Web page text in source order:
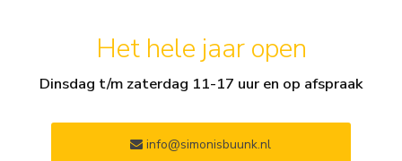
Het hele jaar open
Dinsdag t/m zaterdag 11-17 uur en op afspraak
info@simonisbuunk.nl